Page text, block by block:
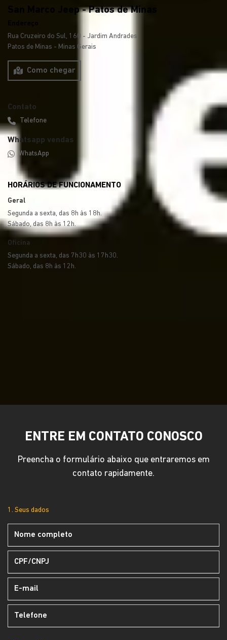
San Marco Jeep - Patos de Minas
Rua Cruzeiro do Sul, 160 - Jardim Andrades
Patos de Minas - Minas Gerais
Como chegar
Contato
Telefone
Whatsapp vendas
WhatsApp
HORÁRIOS DE FUNCIONAMENTO
Geral
Segunda a sexta, das 8h às 18h.
Sábado, das 8h às 12h.
Oficina
Segunda a sexta, das 7h30 às 17h30.
Sábado, das 8h às 12h.
ENTRE EM CONTATO CONOSCO
Preencha o formulário abaixo que entraremos em
contato rapidamente.
1. Seus dados